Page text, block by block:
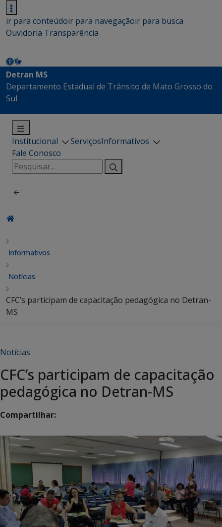
ir para conteúdoir para navegaçãoir para busca
Ouvidoria Transparência
Detran MS
Departamento Estadual de Trânsito de Mato Grosso do
Sul
Institucional ServiçosInformativos
Fale Conosco
Pesquisar
por:
Informativos
Notícias
CFC’s participam de capacitação pedagógica no Detran-
MS
Notícias
CFC’s participam de capacitação
pedagógica no Detran-MS
Compartilhar: